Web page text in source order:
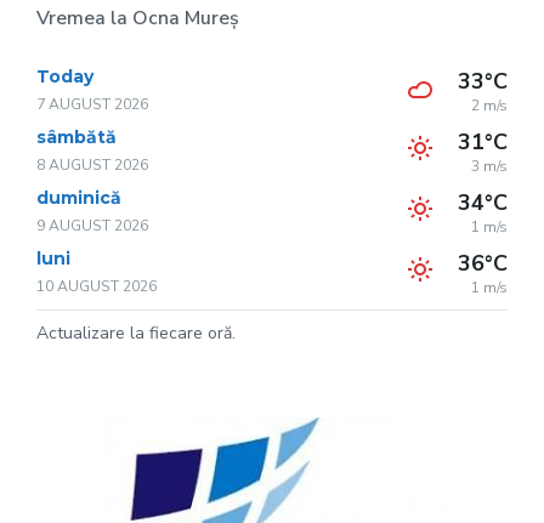
Vremea la Ocna Mureș
Today
7 AUGUST 2026
33°C
2 m/s
sâmbătă
8 AUGUST 2026
31°C
3 m/s
duminică
9 AUGUST 2026
34°C
1 m/s
luni
10 AUGUST 2026
36°C
1 m/s
Actualizare la fiecare oră.